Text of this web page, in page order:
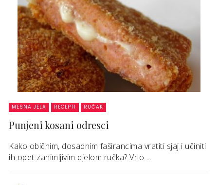
MESNA JELA RECEPTI RUČAK
Punjeni kosani odresci
Kako običnim, dosadnim faširancima vratiti sjaj i učiniti
ih opet zanimljivim djelom ručka? Vrlo ...